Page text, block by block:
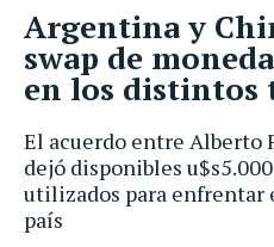
El acuerdo entre Alberto
dejó disponibles
utilizados para enfrentar
país
Argentina y
swap de
en los distintos